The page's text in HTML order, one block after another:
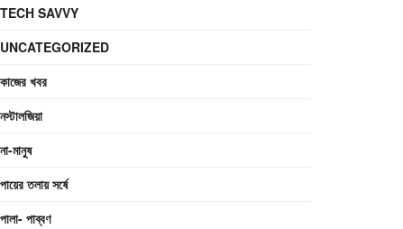
TECH SAVVY
UNCATEGORIZED
কাজের খবর
নস্টালজিয়া
না-মানুষ
পায়ের তলায় সর্ষে
পালা- পাব্বণ